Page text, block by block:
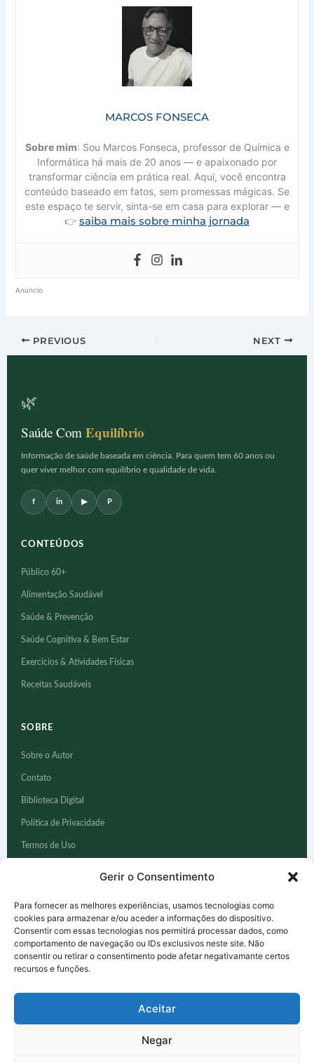
Gerir o Consentimento
Para fornecer as melhores experiências, usamos tecnologias como
cookies para armazenar e/ou aceder a informações do dispositivo.
Consentir com essas tecnologias nos permitirá processar dados, como
comportamento de navegação ou IDs exclusivos neste site. Não
consentir ou retirar o consentimento pode afetar negativamante certos
recursos e funções.
Aceitar
Negar
MARCOS FONSECA
Sobre mim: Sou Marcos Fonseca, professor de Química e
Informática há mais de 20 anos — e apaixonado por
transformar ciência em prática real. Aqui, você encontra
conteúdo baseado em fatos, sem promessas mágicas. Se
este espaço te servir, sinta-se em casa para explorar — e
👉 saiba mais sobre minha jornada
Anúncio
PREVIOUS NEXT
🌿
Saúde Com Equilíbrio
Informação de saúde baseada em ciência. Para quem tem 60 anos ou
quer viver melhor com equilíbrio e qualidade de vida.
f in ▶ P
CONTEÚDOS
Público 60+
Alimentação Saudável
Saúde & Prevenção
Saúde Cognitiva & Bem Estar
Exercícios & Atividades Físicas
Receitas Saudáveis
SOBRE
Sobre o Autor
Contato
Biblioteca Digital
Política de Privacidade
Termos de Uso
FERRAMENTAS
Calculadora IMC
Quiz — Memória